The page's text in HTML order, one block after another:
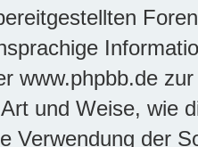
www.phpbb.de
und Weise, wie
Verwendung der